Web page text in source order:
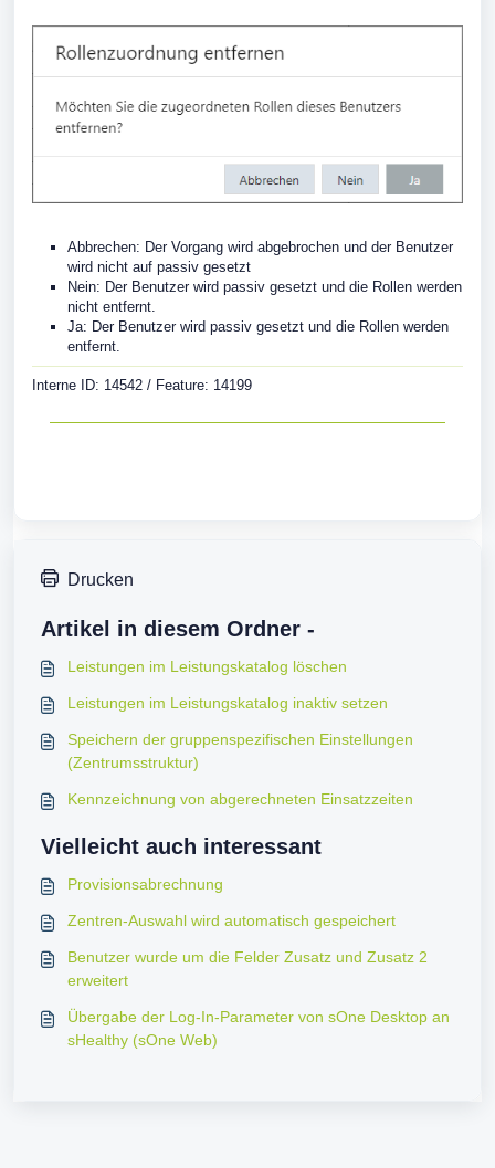
Abbrechen: Der Vorgang wird abgebrochen und der Benutzer
wird nicht auf passiv gesetzt
Nein: Der Benutzer wird passiv gesetzt und die Rollen werden
nicht entfernt.
Ja: Der Benutzer wird passiv gesetzt und die Rollen werden
entfernt.
Interne ID: 14542 / Feature: 14199
Drucken
Artikel in diesem Ordner -
Leistungen im Leistungskatalog löschen
Leistungen im Leistungskatalog inaktiv setzen
Speichern der gruppenspezifischen Einstellungen
(Zentrumsstruktur)
Kennzeichnung von abgerechneten Einsatzzeiten
Vielleicht auch interessant
Provisionsabrechnung
Zentren-Auswahl wird automatisch gespeichert
Benutzer wurde um die Felder Zusatz und Zusatz 2
erweitert
Übergabe der Log‑In‑Parameter von sOne Desktop an
sHealthy (sOne Web)